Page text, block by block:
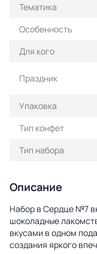
Тематика
Особенность
Для кого
Праздник
Упаковка
Тип конфет
Тип набора
Описание
Набор в Сердце №7
шоколадные
вкусами в одном
создания яркого